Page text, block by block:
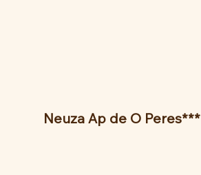
Neuza Ap de O Peres***